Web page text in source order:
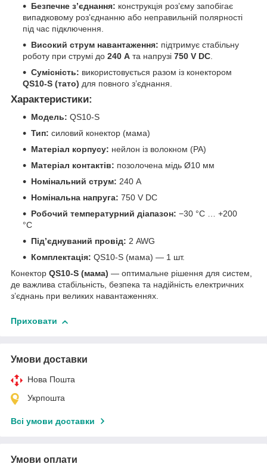
Безпечне з’єднання: конструкція роз’єму запобігає
випадковому роз’єднанню або неправильній полярності
під час підключення.
Високий струм навантаження: підтримує стабільну
роботу при струмі до 240 A та напрузі 750 V DC
Сумісність: використовується разом із конектором
QS10-S (тато) для повного з’єднання.
Характеристики:
Модель: QS10-S
Тип: силовий конектор (мама)
Матеріал корпусу: нейлон із волокном (РА)
Матеріал контактів: позолочена мідь Ø10 мм
Номінальний струм: 240 A
Номінальна напруга: 750 V DC
Робочий температурний діапазон: −30 °C … +200
°C
Під’єднуваний провід: 2 AWG
Комплектація: QS10-S (мама) — 1 шт.
Конектор QS10-S (мама) — оптимальне рішення для систем,
де важлива стабільність, безпека та надійність електричних
з’єднань при великих навантаженнях.
Приховати
Умови доставки
Нова Пошта
Укрпошта
Всі умови доставки
Умови оплати